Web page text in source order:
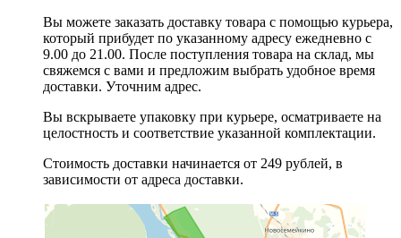
Вы можете заказать доставку товара с помощью курьера,
который прибудет по указанному адресу ежедневно с
9.00 до 21.00. После поступления товара на склад, мы
свяжемся с вами и предложим выбрать удобное время
доставки. Уточним адрес.
Вы вскрываете упаковку при курьере, осматриваете на
целостность и соответствие указанной комплектации.
Стоимость доставки начинается от 249 рублей, в
зависимости от адреса доставки.